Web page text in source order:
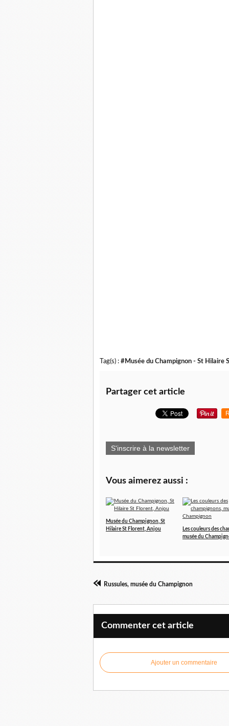
Tag(s) : #Musée du Champignon - St Hilaire
Partager cet article
S'inscrire à la newsletter
Vous aimerez aussi :
Musée du Champignon, St
Hilaire St Florent, Anjou
Les couleurs des
musée du
Russules, musée du Champignon
Commenter cet article
Ajouter un commentaire